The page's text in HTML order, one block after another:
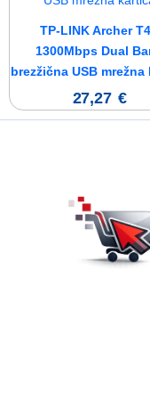
TP-LINK Archer
1300Mbps Dual
brezžična USB mrežna
27,27 €